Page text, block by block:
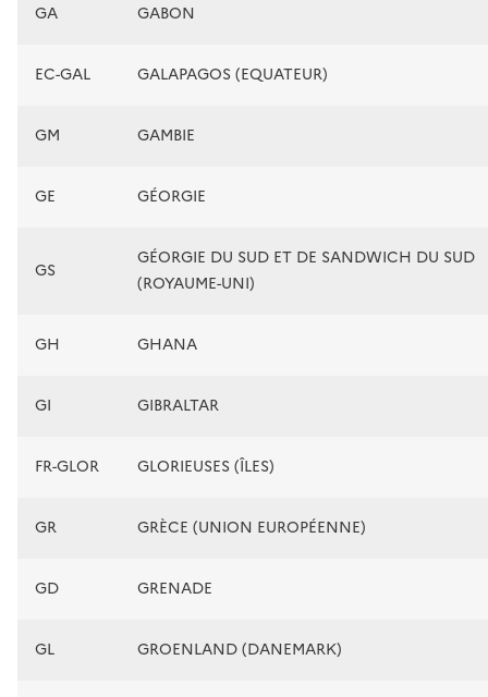
GA GABON
EC-GAL GALAPAGOS (EQUATEUR)
GM GAMBIE
GE GÉORGIE
GS
GÉORGIE DU SUD ET DE SANDWICH DU SUD
(ROYAUME-UNI)
GH GHANA
GI GIBRALTAR
FR-GLOR GLORIEUSES (ÎLES)
GR GRÈCE (UNION EUROPÉENNE)
GD GRENADE
GL GROENLAND (DANEMARK)